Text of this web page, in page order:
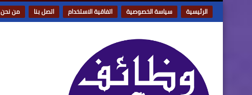
الرئيسية سياسة الخصوصية اتفاقية الاستخدام اتصل بنا من نحن